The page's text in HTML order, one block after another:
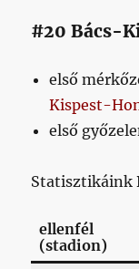
#20 Bács-
első
Kispest-
első
Statisztikáink
ellenfél
(stadion)